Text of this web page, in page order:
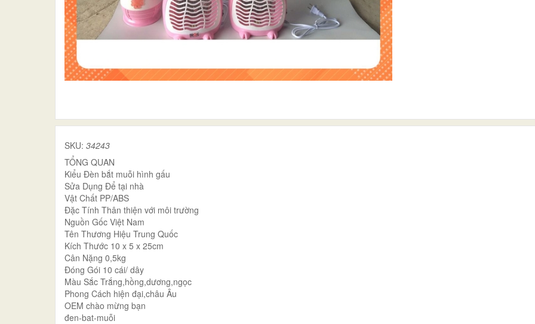
SKU: 34243
TỔNG QUAN
Kiểu Đèn bắt muỗi hình gấu
Sửa Dụng Để tại nhà
Vật Chất PP/ABS
Đặc Tính Thân thiện với môi trường
Nguồn Gốc Việt Nam
Tên Thương Hiệu Trung Quốc
Kích Thước 10 x 5 x 25cm
Cân Nặng 0,5kg
Đóng Gói 10 cái/ dây
Màu Sắc Trắng,hồng,dương,ngọc
Phong Cách hiện đại,châu Âu
OEM chào mừng bạn
đen-bat-muỗi